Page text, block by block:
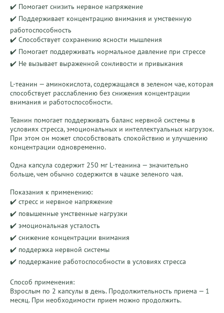
✔️ Помогает снизить нервное напряжение
✔️ Поддерживает концентрацию внимания и умственную
работоспособность
✔️ Способствует сохранению ясности мышления
✔️ Помогает поддерживать нормальное давление при стрессе
✔️ Не вызывает выраженной сонливости и привыкания
L-теанин — аминокислота, содержащаяся в зеленом чае, которая
способствует расслаблению без снижения концентрации
внимания и работоспособности.
Теанин помогает поддерживать баланс нервной системы в
условиях стресса, эмоциональных и интеллектуальных нагрузок.
При этом он может способствовать спокойствию и улучшению
концентрации одновременно.
Одна капсула содержит 250 мг L-теанина — значительно
больше, чем обычно содержится в чашке зеленого чая.
Показания к применению:
✔️ стресс и нервное напряжение
✔️ повышенные умственные нагрузки
✔️ эмоциональная усталость
✔️ снижение концентрации внимания
✔️ поддержка нервной системы
✔️ поддержание работоспособности в условиях стресса
Способ применения:
Взрослым по 2 капсулы в день. Продолжительность приема — 1
месяц. При необходимости прием можно продолжить.